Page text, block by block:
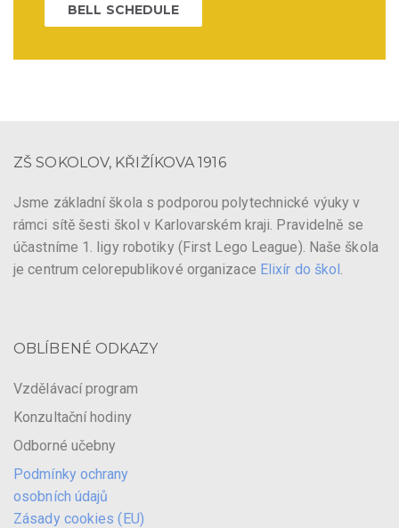
BELL SCHEDULE
ZŠ SOKOLOV, KŘIŽÍKOVA 1916
Jsme základní škola s podporou polytechnické výuky v
rámci sítě šesti škol v Karlovarském kraji. Pravidelně se
účastníme 1. ligy robotiky (First Lego League). Naše škola
je centrum celorepublikové organizace Elixír do škol.
OBLÍBENÉ ODKAZY
Vzdělávací program
Konzultační hodiny
Odborné učebny
Podmínky ochrany
osobních údajů
Zásady cookies (EU)